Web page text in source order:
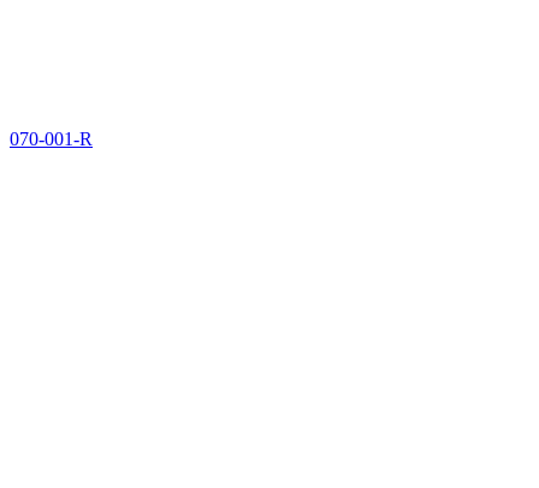
070-001-R